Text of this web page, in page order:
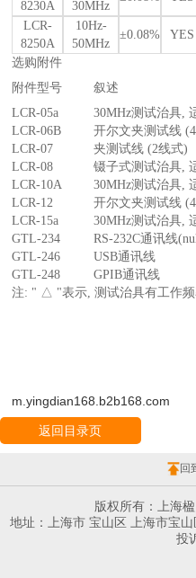
8230A
30MHz
LCR-
8250A
10Hz-
50MHz
±0.08% YES
选购附件
附件型号
叙述
LCR-05a
30MHz测试治具,
LCR-06B
开尔文夹测试线
LCR-07
夹测试线 (2线式)
LCR-08
镊子式测试治具,
LCR-10A
30MHz测试治具,
LCR-12
开尔文夹测试线
LCR-15a
30MHz测试治具,
GTL-234
RS-232C通讯线
GTL-246
USB通讯线
GTL-248
GPIB通讯线
注: " △ "表示, 测试治具有工作频
m.yingdian168.b2b168.com
返回目录页
回
版权所有：上海
地址：上海市 宝山区 上海市宝
投